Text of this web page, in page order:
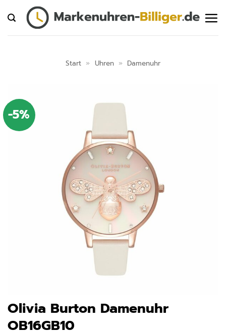
Inhalt
springen
Start » Uhren » Damenuhr
-5%
Olivia Burton Damenuhr
OB16GB10